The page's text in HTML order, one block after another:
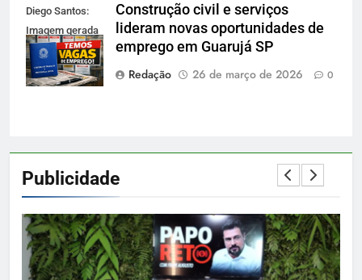
Diego Santos:
Imagem gerada
por IA
Construção civil e serviços
lideram novas oportunidades de
emprego em Guarujá SP
Redação
26 de março de 2026 0
Publicidade